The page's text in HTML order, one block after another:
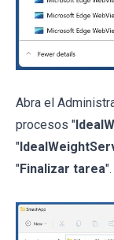
Abra el
procesos "
"
"Finalizar tarea".